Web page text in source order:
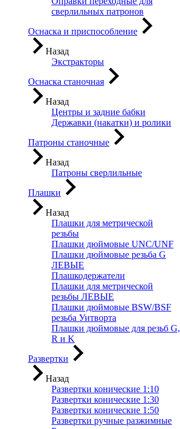
сверлильных патронов
Оснаска и приспособление
Назад
Экстракторы
Оснаска станочная
Назад
Центры и задние бабки
Державки (накатки) и ролики
Патроны станочные
Назад
Патроны сверлильные
Плашки
Назад
Плашки для метрической
резьбы
Плашки дюймовые UNC/UNF
Плашки дюймовые резьба G
ЛЕВЫЕ
Плашкодержатели
Плашки для метрической
резьбы ЛЕВЫЕ
Плашки дюймовые BSW/BSF
резьба Уитворта
Плашки дюймовые для резьб G,
R и K
Развертки
Назад
Развертки конические 1:10
Развертки конические 1:30
Развертки конические 1:50
Развертки ручные разжимные